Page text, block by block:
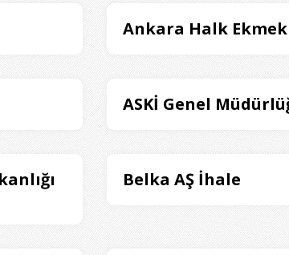
Ankara Halk
ASKİ Genel
Belka AŞ İhale